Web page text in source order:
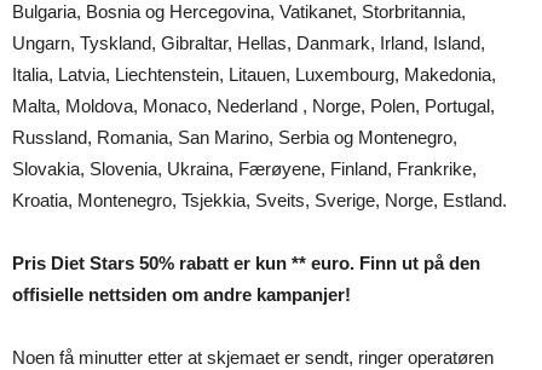
Bulgaria, Bosnia og Hercegovina, Vatikanet, Storbritannia,
Ungarn, Tyskland, Gibraltar, Hellas, Danmark, Irland, Island,
Italia, Latvia, Liechtenstein, Litauen, Luxembourg, Makedonia,
Malta, Moldova, Monaco, Nederland , Norge, Polen, Portugal,
Russland, Romania, San Marino, Serbia og Montenegro,
Slovakia, Slovenia, Ukraina, Færøyene, Finland, Frankrike,
Kroatia, Montenegro, Tsjekkia, Sveits, Sverige, Norge, Estland.
Pris Diet Stars 50% rabatt er kun ** euro. Finn ut på den
offisielle nettsiden om andre kampanjer!
Noen få minutter etter at skjemaet er sendt, ringer operatøren